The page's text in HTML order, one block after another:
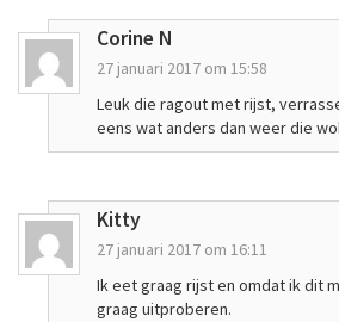
Corine N
27 januari 2017 om 15:58
Leuk die ragout met rijst,
eens wat anders dan weer die
Kitty
27 januari 2017 om 16:11
Ik eet graag rijst en omdat ik dit
graag uitproberen.